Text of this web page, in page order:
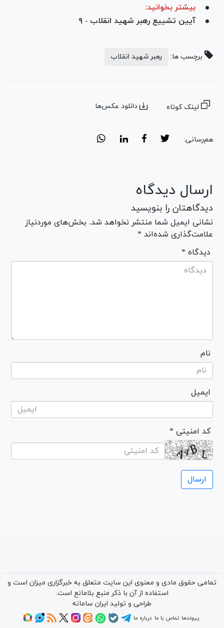
بیشتر بخوانید:
آیین تشییع رهبر شهید انقلاب - ۹
برچسب ها: رهبر شهید انقلاب
لینک کوتاه دانلود عکس‌ها
هم‌رسانی:
ارسال دیدگاه
دیدگاهتان را بنویسید
نشانی ایمیل شما منتشر نخواهد شد. بخش‌های موردنیاز
علامت‌گذاری شده‌اند *
* دیدگاه
نام
ایمیل
* کد امنیتی
تمامی حقوق مادی و معنوی این سایت متعلق به خبرگزاری میزان است و
استفاده از آن با ذکر منبع بلامانع است.
طراحی و تولید ایران سامانه
پیوندها تماس با ما درباره ما